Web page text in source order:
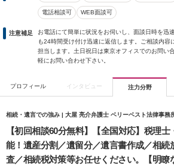
電話相談可 WEB面談可
注意補足
お電話にて簡単に状況をお伺いし、面談日時を迅
も24時間受け付け迅速に返信します。ご相談内容
担当します。土日祝日は東京オフィスでのお問い
軽にお問い合わせ下さい。
プロフィール インタビュー 注力分野
相続・遺言での強み | 大屋 亮介弁護士 ベリーベスト法律事務
【初回相談60分無料】【全国対応】税理
能！遺産分割／遺留分／遺言書作成／相続
査／相続税対策等お任せください。【明瞭